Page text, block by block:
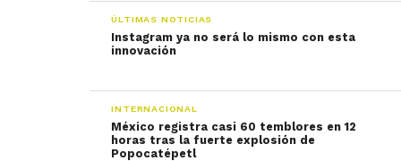
ÚLTIMAS NOTICIAS
Instagram ya no será lo mismo con esta
innovación
INTERNACIONAL
México registra casi 60 temblores en 12
horas tras la fuerte explosión de
Popocatépetl